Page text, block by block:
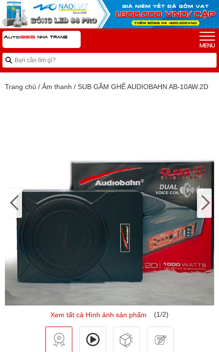
Trang chủ / Âm thanh / SUB GẦM GHẾ AUDIOBAHN AB-10AW.2D
Xem tất cả Hình ảnh sản phẩm (1/2)